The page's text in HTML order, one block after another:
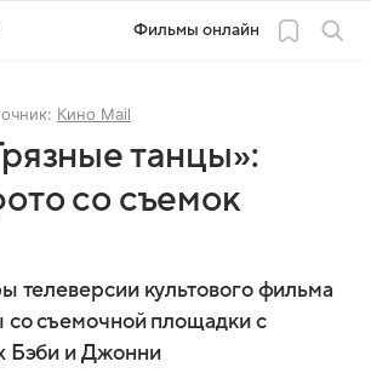
Фильмы онлайн
Кино Mail
танцы»:
со съемок
телеверсии культового фильма
со съемочной площадки с
Бэби и Джонни